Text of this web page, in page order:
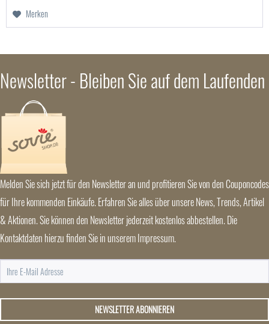
Merken
Newsletter - Bleiben Sie auf dem Laufenden
Melden Sie sich jetzt für den Newsletter an und profitieren Sie von den Couponcodes
für Ihre kommenden Einkäufe. Erfahren Sie alles über unsere News, Trends, Artikel
& Aktionen. Sie können den Newsletter jederzeit kostenlos abbestellen. Die
Kontaktdaten hierzu finden Sie in unserem Impressum.
NEWSLETTER ABONNIEREN